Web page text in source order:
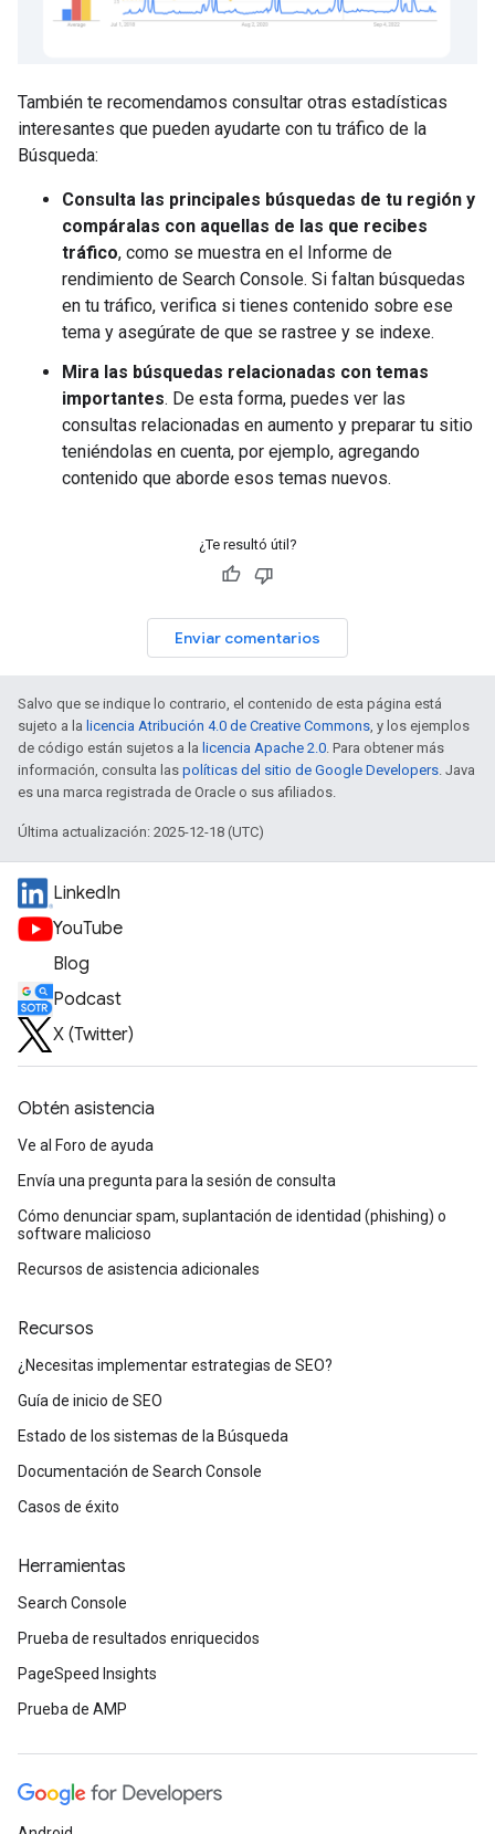
También te recomendamos consultar otras estadísticas
interesantes que pueden ayudarte con tu tráfico de la
Búsqueda:
Consulta las principales búsquedas de tu región y
compáralas con aquellas de las que recibes
tráfico, como se muestra en el Informe de
rendimiento de Search Console. Si faltan búsquedas
en tu tráfico, verifica si tienes contenido sobre ese
tema y asegúrate de que se rastree y se indexe.
Mira las búsquedas relacionadas con temas
importantes. De esta forma, puedes ver las
consultas relacionadas en aumento y preparar tu sitio
teniéndolas en cuenta, por ejemplo, agregando
contenido que aborde esos temas nuevos.
¿Te resultó útil?
Enviar comentarios
Salvo que se indique lo contrario, el contenido de esta página está
sujeto a la licencia Atribución 4.0 de Creative Commons , y los ejemplos
de código están sujetos a la licencia Apache 2.0 . Para obtener más
información, consulta las políticas del sitio de Google Developers . Java
es una marca registrada de Oracle o sus afiliados.
Última actualización: 2025-12-18 (UTC)
LinkedIn
YouTube
Blog
Podcast
X (Twitter)
Obtén asistencia
Ve al Foro de ayuda
Envía una pregunta para la sesión de consulta
Cómo denunciar spam, suplantación de identidad (phishing) o
software malicioso
Recursos de asistencia adicionales
Recursos
¿Necesitas implementar estrategias de SEO?
Guía de inicio de SEO
Estado de los sistemas de la Búsqueda
Documentación de Search Console
Casos de éxito
Herramientas
Search Console
Prueba de resultados enriquecidos
PageSpeed Insights
Prueba de AMP